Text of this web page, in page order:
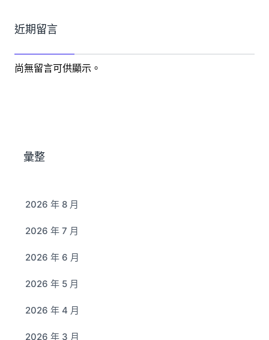
近期留言
尚無留言可供顯示。
彙整
2026 年 8 月
2026 年 7 月
2026 年 6 月
2026 年 5 月
2026 年 4 月
2026 年 3 月